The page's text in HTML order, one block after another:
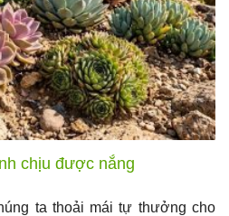
chịu được nắng
ta thoải mái tự thưởng cho